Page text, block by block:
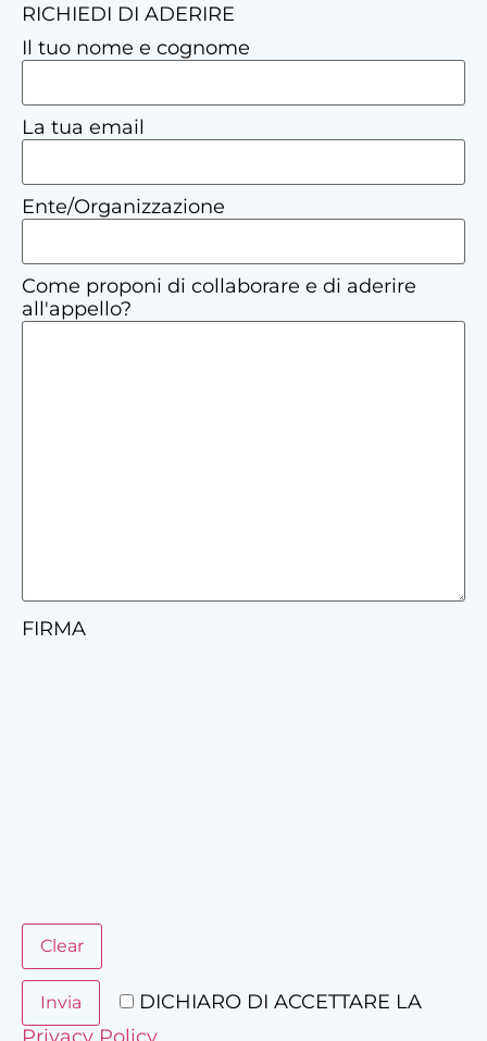
RICHIEDI DI ADERIRE
Il tuo nome e cognome
La tua email
Ente/Organizzazione
Come proponi di collaborare e di aderire
all'appello?
FIRMA
DICHIARO DI ACCETTARE LA